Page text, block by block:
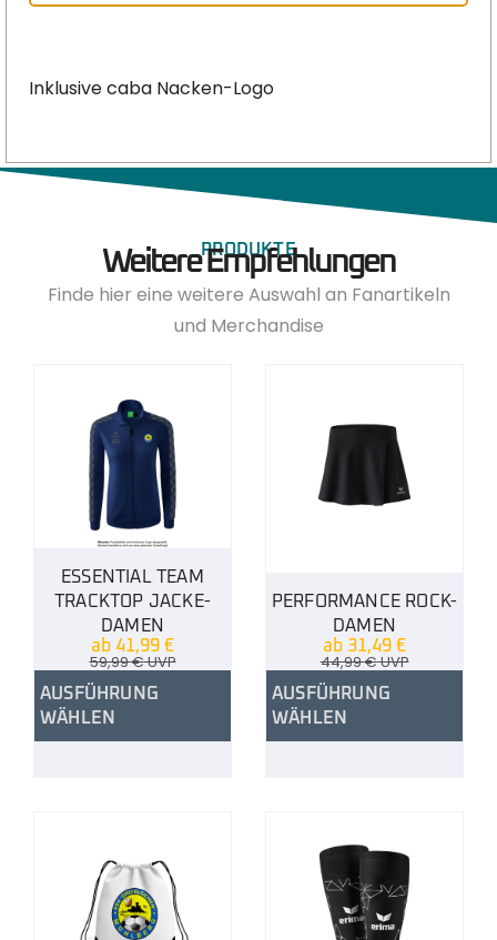
Inklusive caba Nacken-Logo
PRODUKTE
Weitere Empfehlungen
Finde hier eine weitere Auswahl an Fanartikeln
und Merchandise
ESSENTIAL TEAM
TRACKTOP JACKE-
DAMEN
ab 41,99 €
59,99€UVP
AUSFÜHRUNG
WÄHLEN
PERFORMANCE ROCK-
DAMEN
ab 31,49 €
44,99€UVP
AUSFÜHRUNG
WÄHLEN